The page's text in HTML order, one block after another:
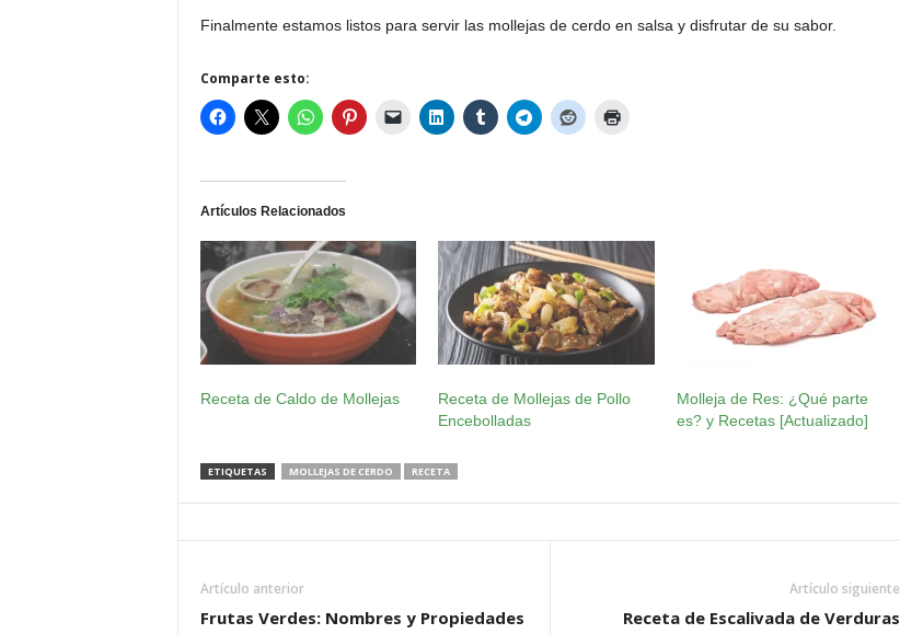
Finalmente estamos listos para servir las mollejas de cerdo en salsa y disfrutar de su sabor.
Comparte esto:
Artículos Relacionados
Receta de Caldo de Mollejas
Receta de Mollejas de Pollo
Encebolladas
Molleja de Res: ¿Qué parte
es? y Recetas [Actualizado]
ETIQUETAS MOLLEJAS DE CERDO RECETA
Artículo anterior
Frutas Verdes: Nombres y Propiedades
Artículo siguiente
Receta de Escalivada de Verduras